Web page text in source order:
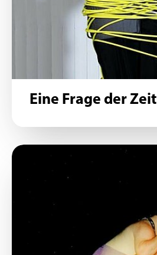
Eine Frage der Zeit